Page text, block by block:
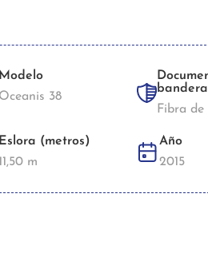
Modelo
Oceanis 38
bandera
Fibra
Eslora (metros)
11,50 m
Año
2015